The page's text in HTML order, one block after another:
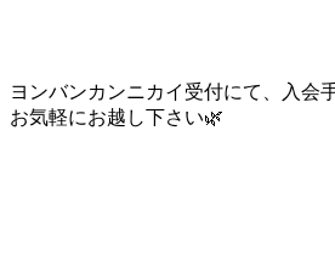
ヨンバンカンニカイ受付にて、入会
お気軽にお越し下さい🌿